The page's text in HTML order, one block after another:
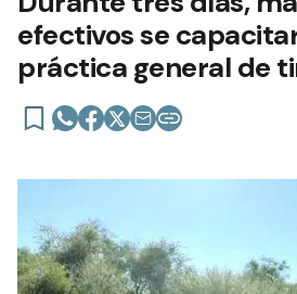
efectivos se
práctica general de